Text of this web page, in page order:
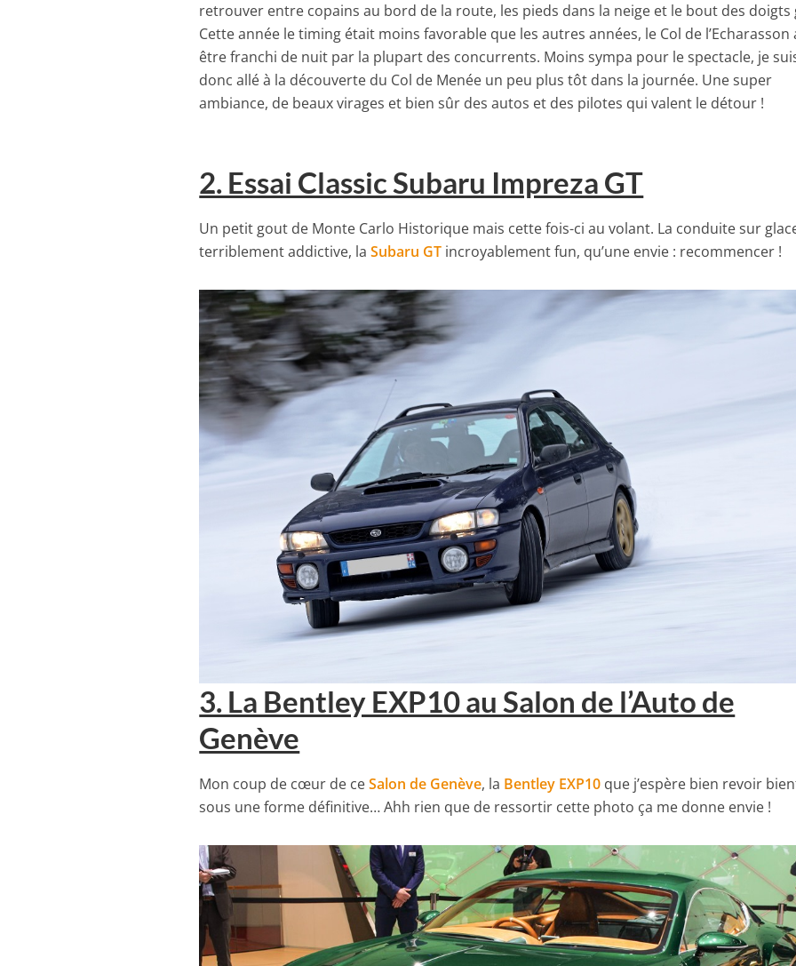
retrouver entre copains au bord de la route, les pieds dans la neige et le bout des doigts
Cette année le timing était moins favorable que les autres années, le Col de l’Echarasson
être franchi de nuit par la plupart des concurrents. Moins sympa pour le spectacle, je
donc allé à la découverte du Col de Menée un peu plus tôt dans la journée. Une super
ambiance, de beaux virages et bien sûr des autos et des pilotes qui valent le détour !
2. Essai Classic Subaru Impreza GT
Un petit gout de Monte Carlo Historique mais cette fois-ci au volant. La conduite sur
terriblement addictive, laSubaru GT incroyablement fun, qu’une envie : recommencer !
3. La Bentley EXP10 au Salon de l’Auto de
Genève
Mon coup de cœur de ceSalon de Genève, la Bentley EXP10 que j’espère bien revoir
sous une forme définitive… Ahh rien que de ressortir cette photo ça me donne envie !